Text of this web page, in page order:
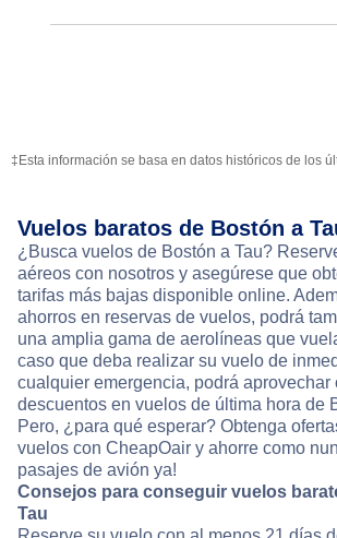
‡Esta información se basa en datos históricos de los
Vuelos baratos de Bostón a
¿Busca vuelos de Bostón a Tau?
aéreos con nosotros y asegúrese que
tarifas más bajas disponible online.
ahorros en reservas de vuelos, podrá
una amplia gama de aerolíneas que
caso que deba realizar su vuelo de
cualquier emergencia, podrá aprovechar
descuentos en vuelos de última hora de
Pero, ¿para qué esperar? Obtenga
vuelos con CheapOair y ahorre como
pasajes de avión ya!
Consejos para conseguir vuelos
Tau